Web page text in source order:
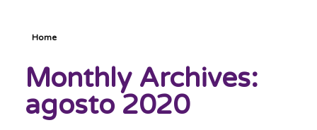
Home
Monthly Archives:
agosto 2020